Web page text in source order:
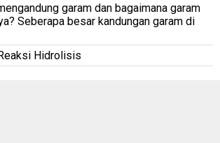
garam dan bagaimana garam
Seberapa besar kandungan garam di
Hidrolisis